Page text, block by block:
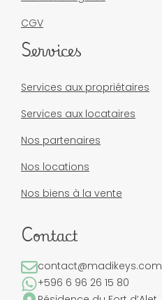
CGV
Services
Services aux propriétaires
Services aux locataires
Nos partenaires
Nos locations
Nos biens à la vente
Contact
contact@madikeys.com
+596 6 96 26 15 80